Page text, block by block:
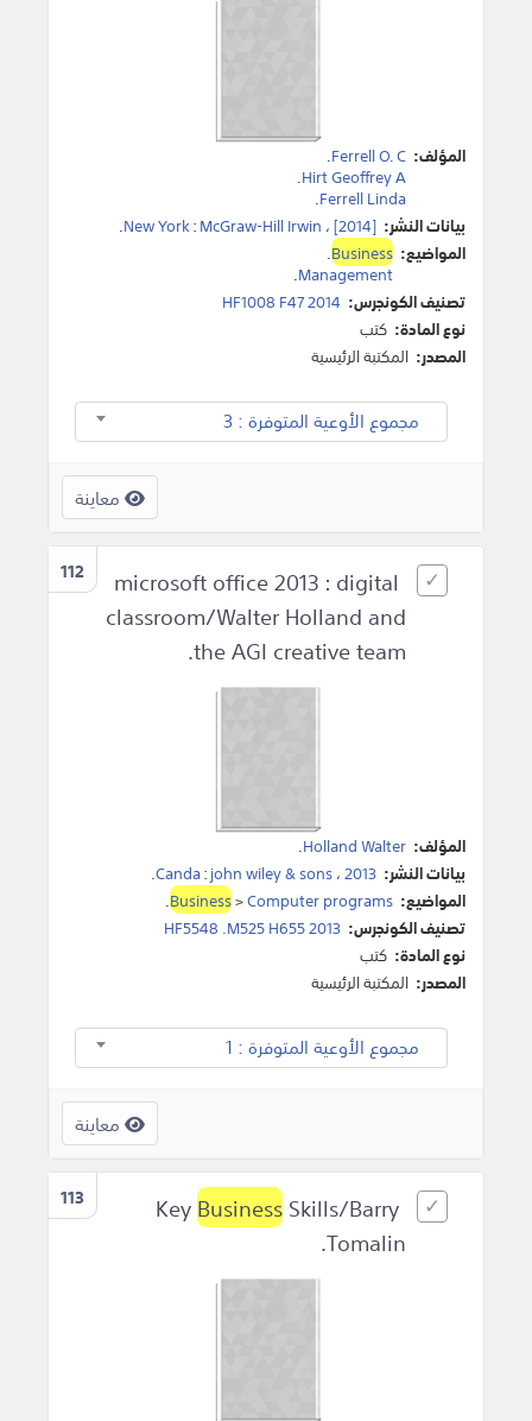
المؤلف: Ferrell O. C
.
Hirt Geoffrey A
.
Ferrell Linda
.
بيانات النشر:
New York:McGraw-Hill Irwin ،[2014]
.
المواضيع: Business
.
Management
.
تصنيف الكونجرس: HF1008 F47 2014
نوع المادة: كتب
المصدر: المكتبة الرئيسية
مجموع الأوعية المتوفرة : 3
معاينة
112
microsoft office 2013 : digital
classroom/Walter Holland and
the AGI creative team.
المؤلف: Holland Walter
.
بيانات النشر:
Canda:john wiley & sons،2013
.
المواضيع:
Business>Computer programs
.
تصنيف الكونجرس: HF5548 .M525 H655 2013
نوع المادة: كتب
المصدر: المكتبة الرئيسية
مجموع الأوعية المتوفرة : 1
معاينة
113 BusinessSkills/Barry
Tomalin.